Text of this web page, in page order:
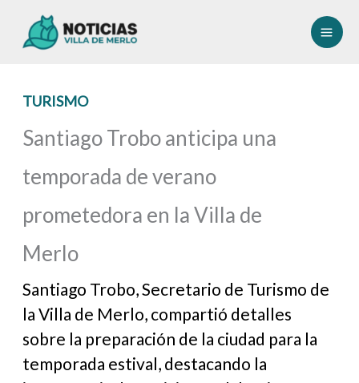
TURISMO
Santiago Trobo anticipa una
temporada de verano
prometedora en la Villa de
Merlo
Santiago Trobo, Secretario de Turismo de
la Villa de Merlo, compartió detalles
sobre la preparación de la ciudad para la
temporada estival, destacando la